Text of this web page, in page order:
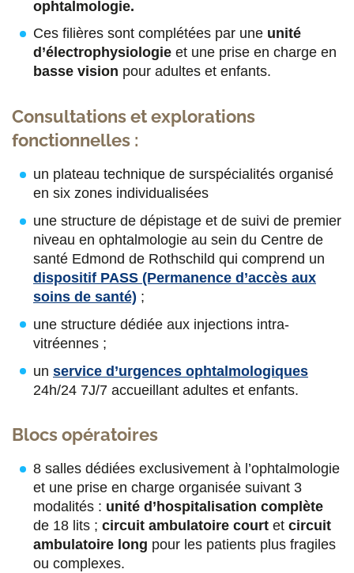
ophtalmologie.
Ces filières sont complétées par une unité
d’électrophysiologie et une prise en charge en
basse vision pour adultes et enfants.
Consultations et explorations
fonctionnelles :
un plateau technique de surspécialités organisé
en six zones individualisées
une structure de dépistage et de suivi de premier
niveau en ophtalmologie au sein du Centre de
santé Edmond de Rothschild qui comprend un
dispositif PASS (Permanence d’accès aux
soins de santé) ;
une structure dédiée aux injections intra-
vitréennes ;
un service d’urgences ophtalmologiques
24h/24 7J/7 accueillant adultes et enfants.
Blocs opératoires
8 salles dédiées exclusivement à l’ophtalmologie
et une prise en charge organisée suivant 3
modalités : unité d’hospitalisation complète
de 18 lits ; circuit ambulatoire court et circuit
ambulatoire long pour les patients plus fragiles
ou complexes.